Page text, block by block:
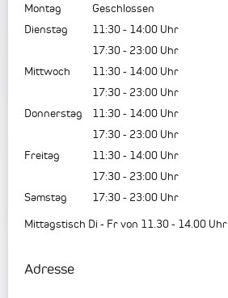
Montag
Geschlossen
Dienstag
11:30- 14:00 Uhr
17:30- 23:00 Uhr
Mittwoch
11:30- 14:00 Uhr
17:30- 23:00 Uhr
Donnerstag
11:30- 14:00 Uhr
17:30- 23:00 Uhr
Freitag
11:30- 14:00 Uhr
17:30- 23:00 Uhr
Samstag
17:30- 23:00 Uhr
Mittagstisch Di - Fr von 11.30 - 14.00 Uhr
Adresse